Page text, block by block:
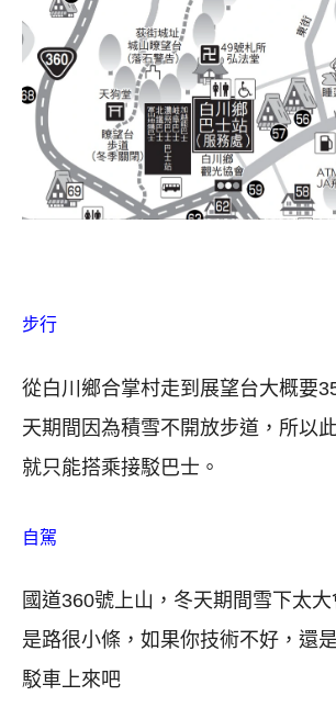
步行
從白川鄉合掌村走到展望台大概要
天期間因為積雪不開放步道，所以
就只能搭乘接駁巴士。
自駕
國道360號上山，冬天期間雪下太
是路很小條，如果你技術不好，還
駁車上來吧